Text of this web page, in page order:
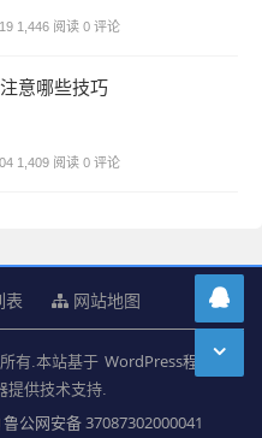
1,446 阅读 0 评论
意哪些技巧
1,409 阅读 0 评论
表 网站地图
有.本站基于 WordPress程序
提供技术支持.
鲁公网安备 37087302000041